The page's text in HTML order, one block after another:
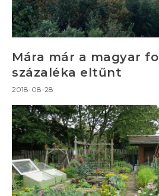
Mára már a magyar
százaléka eltűnt
2018-08-28